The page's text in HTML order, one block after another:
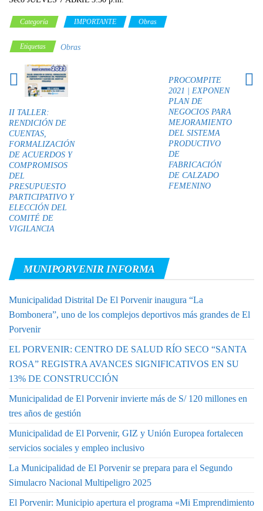
Categoría IMPORTANTE Obras
Etiquetas Obras
II TALLER:
RENDICIÓN DE
CUENTAS,
FORMALIZACIÓN
DE ACUERDOS Y
COMPROMISOS
DEL
PRESUPUESTO
PARTICIPATIVO Y
ELECCIÓN DEL
COMITÉ DE
VIGILANCIA
PROCOMPITE
2021 | EXPONEN
PLAN DE
NEGOCIOS PARA
MEJORAMIENTO
DEL SISTEMA
PRODUCTIVO
DE
FABRICACIÓN
DE CALZADO
FEMENINO
MUNIPORVENIR INFORMA
Municipalidad Distrital De El Porvenir inaugura “La
Bombonera”, uno de los complejos deportivos más grandes de El
Porvenir
EL PORVENIR: CENTRO DE SALUD RÍO SECO “SANTA
ROSA” REGISTRA AVANCES SIGNIFICATIVOS EN SU
13% DE CONSTRUCCIÓN
Municipalidad de El Porvenir invierte más de S/ 120 millones en
tres años de gestión
Municipalidad de El Porvenir, GIZ y Unión Europea fortalecen
servicios sociales y empleo inclusivo
La Municipalidad de El Porvenir se prepara para el Segundo
Simulacro Nacional Multipeligro 2025
El Porvenir: Municipio apertura el programa «Mi Emprendimiento